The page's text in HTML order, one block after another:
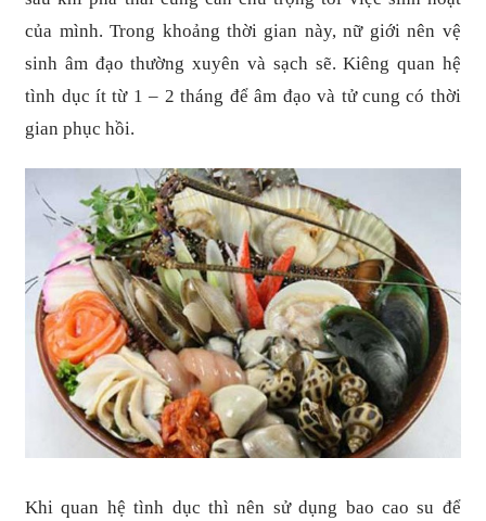
của mình. Trong khoảng thời gian này, nữ giới nên vệ
sinh âm đạo thường xuyên và sạch sẽ. Kiêng quan hệ
tình dục ít từ 1 – 2 tháng để âm đạo và tử cung có thời
gian phục hồi.
Khi quan hệ tình dục thì nên sử dụng bao cao su để